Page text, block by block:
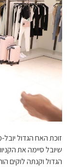
האח הגדול יובל-
סיימה את הקניות
וקנתה לוקים